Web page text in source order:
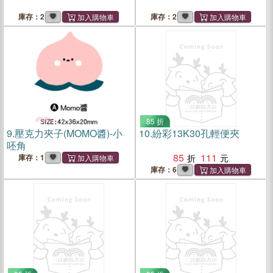
庫存：2 庫存：2
9.壓克力夾子(MOMO醬)-小
呸角
庫存：1
85 折
10.紛彩13K30孔輕便夾
85
111
庫存：6